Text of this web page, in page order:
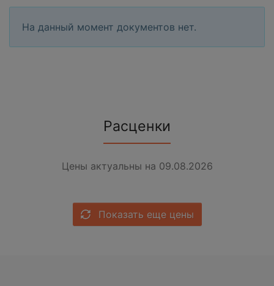
На данный момент документов нет.
Расценки
Цены актуальны на 09.08.2026
Показать еще цены